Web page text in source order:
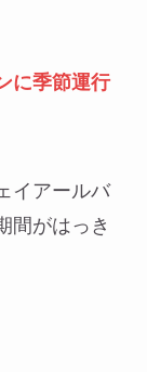
に季節運行
イアールバ
間がはっき